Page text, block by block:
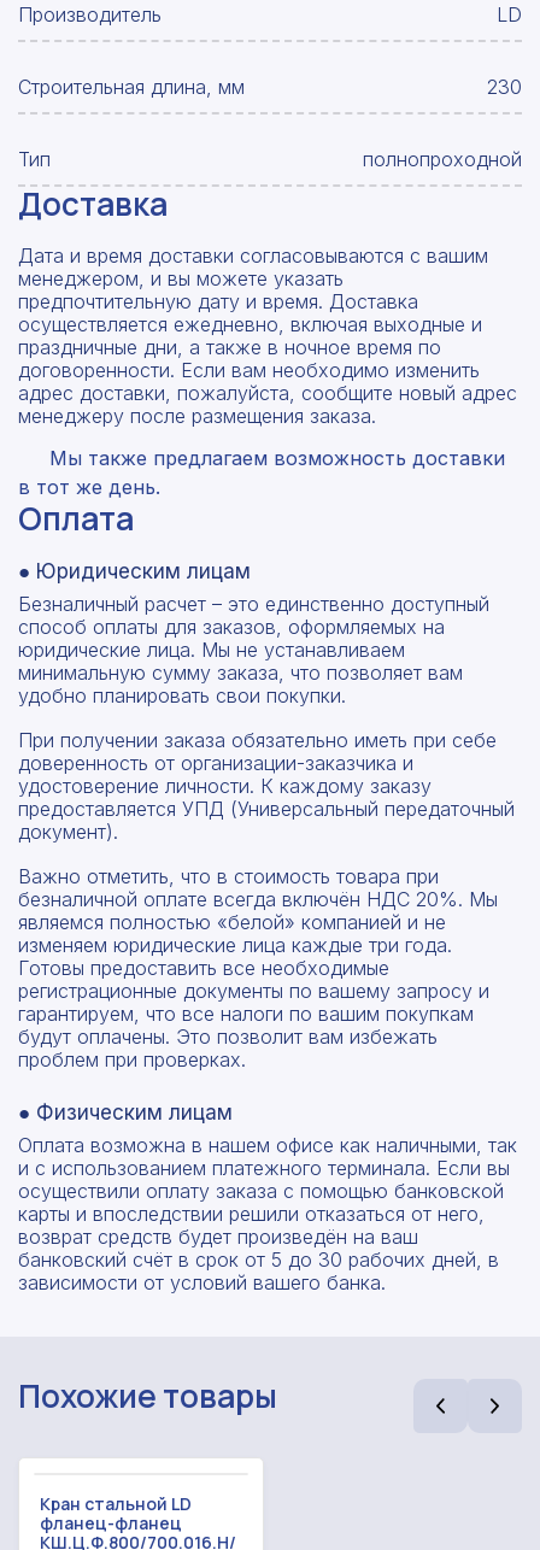
Производитель LD
Строительная длина, мм 230
Тип полнопроходной
Доставка
Дата и время доставки согласовываются с вашим
менеджером, и вы можете указать
предпочтительную дату и время. Доставка
осуществляется ежедневно, включая выходные и
праздничные дни, а также в ночное время по
договоренности. Если вам необходимо изменить
адрес доставки, пожалуйста, сообщите новый адрес
менеджеру после размещения заказа.
Мы также предлагаем возможность доставки
в тот же день.
Оплата
● Юридическим лицам
Безналичный расчет – это единственно доступный
способ оплаты для заказов, оформляемых на
юридические лица. Мы не устанавливаем
минимальную сумму заказа, что позволяет вам
удобно планировать свои покупки.
При получении заказа обязательно иметь при себе
доверенность от организации-заказчика и
удостоверение личности. К каждому заказу
предоставляется УПД (Универсальный передаточный
документ).
Важно отметить, что в стоимость товара при
безналичной оплате всегда включён НДС 20%. Мы
являемся полностью «белой» компанией и не
изменяем юридические лица каждые три года.
Готовы предоставить все необходимые
регистрационные документы по вашему запросу и
гарантируем, что все налоги по вашим покупкам
будут оплачены. Это позволит вам избежать
проблем при проверках.
● Физическим лицам
Оплата возможна в нашем офисе как наличными, так
и с использованием платежного терминала. Если вы
осуществили оплату заказа с помощью банковской
карты и впоследствии решили отказаться от него,
возврат средств будет произведён на ваш
банковский счёт в срок от 5 до 30 рабочих дней, в
зависимости от условий вашего банка.
Похожие товары
Кран стальной LD
фланец-фланец
КШ.Ц.Ф.800/700.016.Н/